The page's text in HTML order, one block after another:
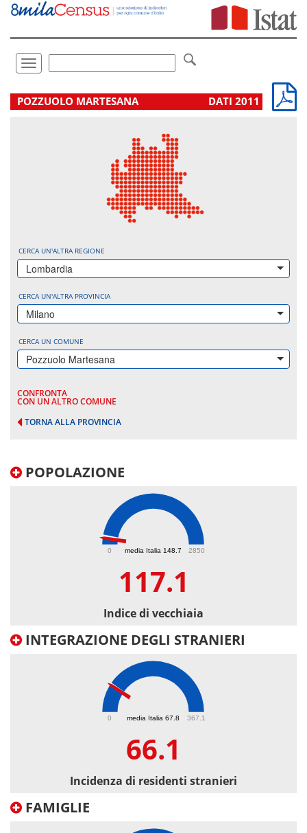
Vai
direttamente
Toggle
navigation
.
POZZUOLO MARTESANA DATI 2011
CERCA UN'ALTRA REGIONE
Lombardia
CERCA UN'ALTRA PROVINCIA
Milano
CERCA UN COMUNE
Pozzuolo Martesana
CONFRONTA
CON UN ALTRO COMUNE
TORNA ALLA PROVINCIA
POPOLAZIONE
media Italia 148.7
0 2850
117.1
Indice di vecchiaia
INTEGRAZIONE DEGLI STRANIERI
media Italia 67.8
0 367.1
66.1
Incidenza di residenti stranieri
FAMIGLIE